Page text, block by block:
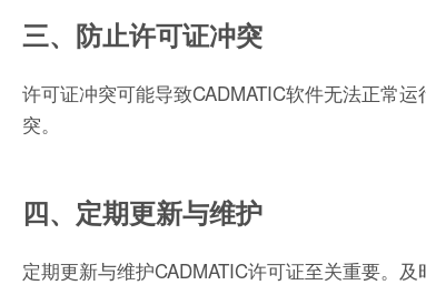
三、防止许可证冲突
许可证冲突可能导致CADMATIC软件无法正常
突。
四、定期更新与维护
定期更新与维护CADMATIC许可证至关重要。